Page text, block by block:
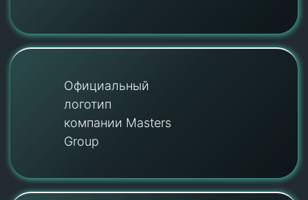
Официальный
логотип
компании Masters
Group